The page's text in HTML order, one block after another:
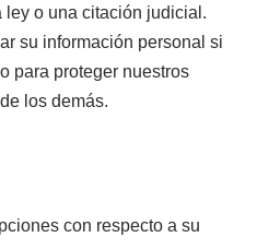
o una citación judicial.
su información personal si
para proteger nuestros
los demás.
con respecto a su